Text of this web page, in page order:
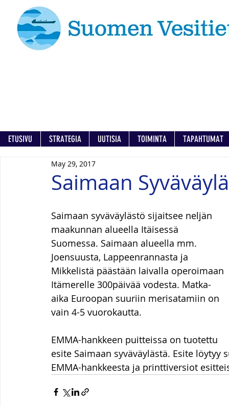
ETUSIVU STRATEGIA UUTISIA TOIMINTA TAPAHTUMAT
Saimaan Syväväylä
May 29, 2017
Saimaan syväväylästö sijaitsee neljän
maakunnan alueella Itäisessä
Suomessa. Saimaan alueella mm.
Joensuusta, Lappeenrannasta ja
Mikkelistä päästään laivalla operoimaan
Itämerelle 300päivää vodesta. Matka-
aika Euroopan suuriin merisatamiin on
vain 4-5 vuorokautta.
EMMA-hankkeen puitteissa on tuotettu
esite Saimaan syväväylästä. Esite
EMMA-hankkeesta ja printtiversiot